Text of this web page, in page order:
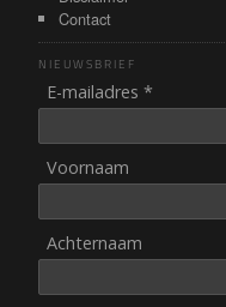
Contact
NIEUWSBRIEF
E-mailadres *
Voornaam
Achternaam